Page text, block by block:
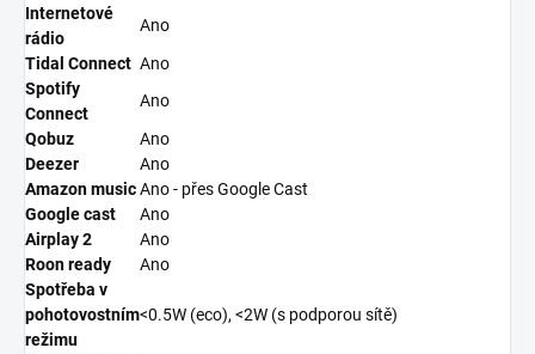
Internetové
rádio
Ano
Tidal Connect Ano
Spotify
Connect
Ano
Qobuz
Ano
Deezer
Ano
Amazon musicAno - přes Google Cast
Google cast
Ano
Airplay 2
Ano
Roon ready
Ano
Spotřeba v
pohotovostním
režimu
<0.5W (eco), <2W (s podporou sítě)